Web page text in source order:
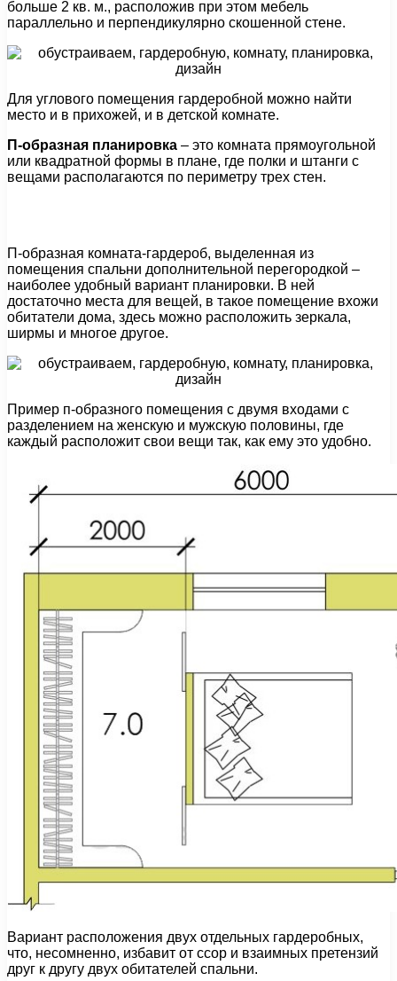
больше 2 кв. м., расположив при этом мебель
параллельно и перпендикулярно скошенной стене.
Для углового помещения гардеробной можно найти
место и в прихожей, и в детской комнате.
П-образная планировка – это комната прямоугольной
или квадратной формы в плане, где полки и штанги с
вещами располагаются по периметру трех стен.
П-образная комната-гардероб, выделенная из
помещения спальни дополнительной перегородкой –
наиболее удобный вариант планировки. В ней
достаточно места для вещей, в такое помещение вхожи
обитатели дома, здесь можно расположить зеркала,
ширмы и многое другое.
Пример п-образного помещения с двумя входами с
разделением на женскую и мужскую половины, где
каждый расположит свои вещи так, как ему это удобно.
Вариант расположения двух отдельных гардеробных,
что, несомненно, избавит от ссор и взаимных претензий
друг к другу двух обитателей спальни.